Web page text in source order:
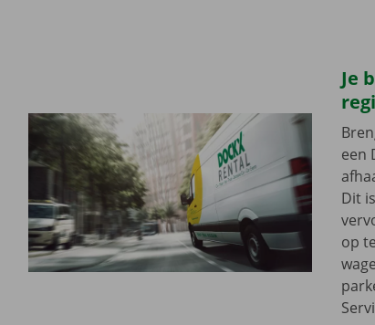
Je
een
Dit
op